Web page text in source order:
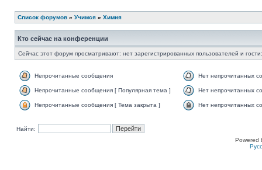
Список форумов » Учимся » Химия
Кто сейчас на конференции
Сейчас этот форум просматривают: нет зарегистрированных пользователей и
Непрочитанные сообщения Нет непрочитанных
Непрочитанные сообщения [ Популярная тема ] Нет непрочитанных
Непрочитанные сообщения [ Тема закрыта ] Нет непрочитанных
Найти:
Powered